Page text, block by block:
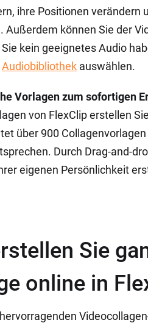
ihre Positionen verändern
Außerdem können Sie der
kein geeignetes Audio
Audiobibliothek auswählen.
Vorlagen zum sofortigen
von FlexClip erstellen
über 900
Durch Drag-and-
eigenen Persönlichkeit
Sie
online in